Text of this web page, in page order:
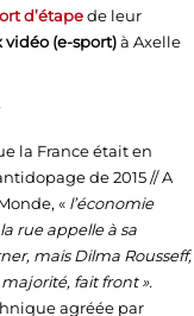
d’étapede leur
(e-sport)à Axelle
la France était en
de 2015 // A
« l’économie
rue appelle à sa
mais Dilma Rousseff,
fait front ».
agréée par